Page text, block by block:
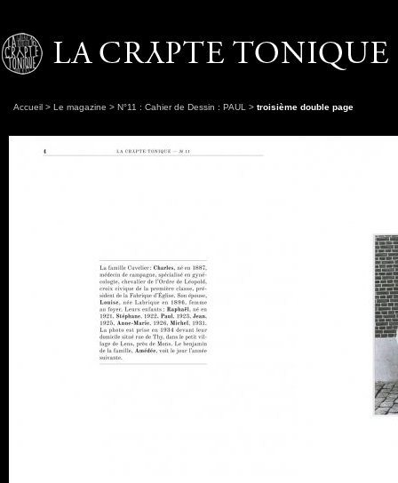
Accueil > Le magazine > N°11 : Cahier de Dessin : PAUL > troisième double page